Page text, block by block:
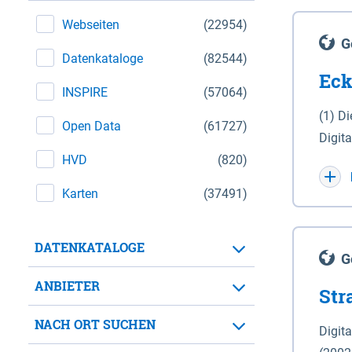
(22954)
Webseiten
(82544)
Datenkataloge
(57064)
INSPIRE
(61727)
Open Data
(820)
HVD
(37491)
Karten
DATENKATALOGE
ANBIETER
NACH ORT SUCHEN
(1)
WGS
für
der in